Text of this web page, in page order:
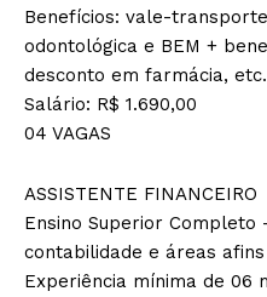
Benefícios: vale-
odontológica e BEM +
desconto em farmácia, etc.
Salário: R$ 1.690,00
04 VAGAS
ASSISTENTE FINANCEIRO
Ensino Superior Completo
contabilidade e áreas afins
Experiência mínima de 06